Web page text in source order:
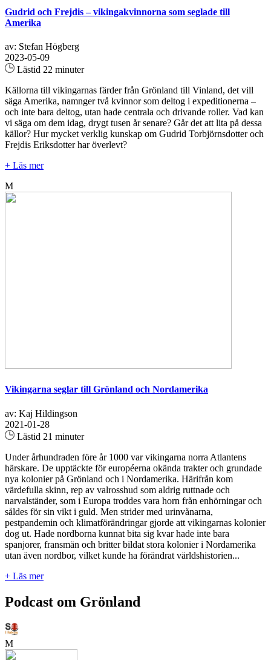
Gudrid och Frejdis – vikingakvinnorna som seglade till
Amerika
av: Stefan Högberg
2023-05-09
Lästid 22 minuter
Källorna till vikingarnas färder från Grönland till Vinland, det vill
säga Amerika, namnger två kvinnor som deltog i expeditionerna –
och inte bara deltog, utan hade centrala och drivande roller. Vad kan
vi säga om dem idag, drygt tusen år senare? Går det att lita på dessa
källor? Hur mycket verklig kunskap om Gudrid Torbjörnsdotter och
Frejdis Eriksdotter har överlevt?
+ Läs mer
M
Vikingarna seglar till Grönland och Nordamerika
av: Kaj Hildingson
2021-01-28
Lästid 21 minuter
Under århundraden före år 1000 var vikingarna norra Atlantens
härskare. De upptäckte för européerna okända trakter och grundade
nya kolonier på Grönland och i Nordamerika. Härifrån kom
värdefulla skinn, rep av valrosshud som aldrig ruttnade och
narvalständer, som i Europa troddes vara horn från enhörningar och
såldes för sin vikt i guld. Men strider med urinvånarna,
pestpandemin och klimatförändringar gjorde att vikingarnas kolonier
dog ut. Hade nordborna kunnat bita sig kvar hade inte bara
spanjorer, fransmän och britter bildat stora kolonier i Nordamerika
utan även nordbor, vilket kunde ha förändrat världshistorien...
+ Läs mer
Podcast om Grönland
M